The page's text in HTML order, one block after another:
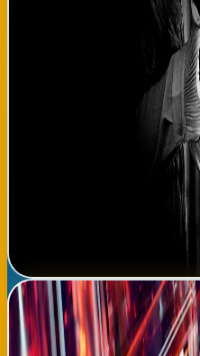
ecuatoriana con
compositora vasca Miren Eba,
que envuelve toda la
preliminares la han llamado
Teatro Arriaga continuará
cada noche hasta finales de
viernes para público familiar.
representar al País Vasco en
de Barcelona en septiembre,
de excelencia teatral
particularmente significativa
local, que reconoce en la obra
integración y pertenencia dual.
Leer noticia completa →
Inteligencia artificial
sistema detecta